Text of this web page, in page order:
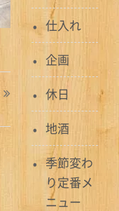
仕入れ
企画
休日
地酒
季節変わ
り定番メ
ニュー